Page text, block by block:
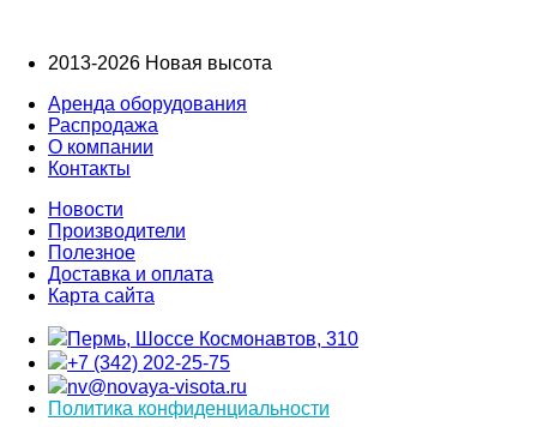
2013-2026 Новая высота
Аренда оборудования
Распродажа
О компании
Контакты
Новости
Производители
Полезное
Доставка и оплата
Карта сайта
Пермь, Шоссе Космонавтов, 310
+7 (342) 202-25-75
nv@novaya-visota.ru
Политика конфиденциальности